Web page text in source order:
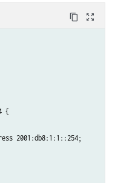
content_copy zoom_out_map
{
2001:db8:1:1::254;